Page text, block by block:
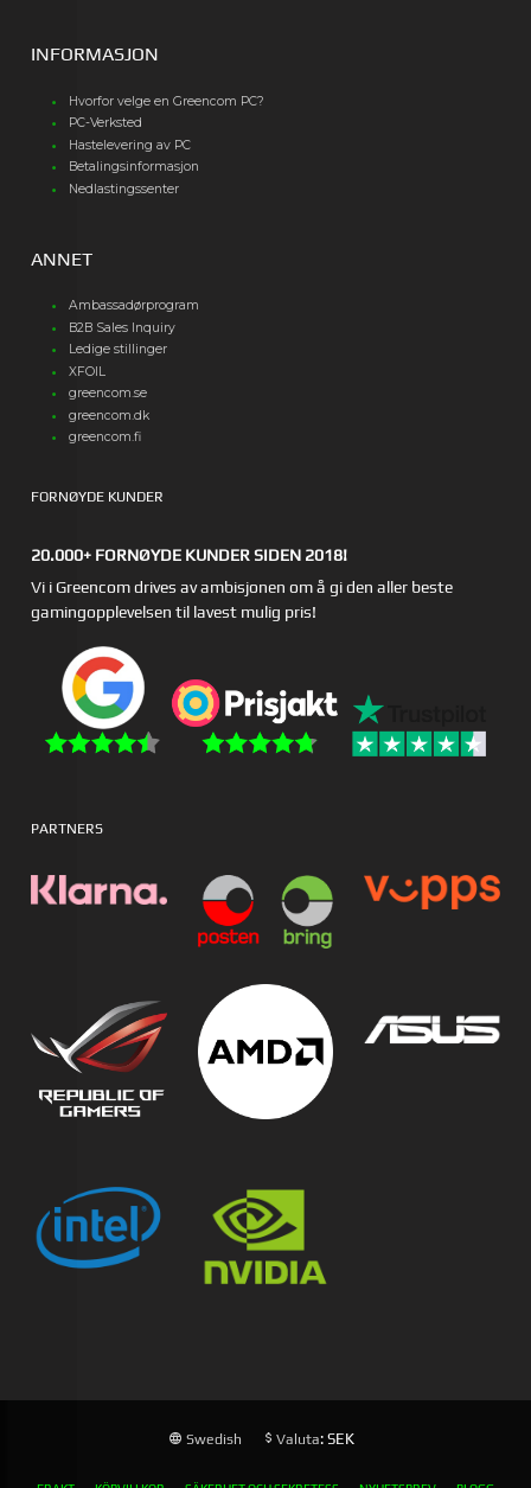
INFORMASJON
Hvorfor velge en Greencom PC?
PC-Verksted
Hastelevering av PC
Betalingsinformasjon
Nedlastingssenter
ANNET
Ambassadørprogram
B2B Sales Inquiry
Ledige stillinger
XFOIL
greencom.se
greencom.dk
greencom.fi
FORNØYDE KUNDER
20.000+ FORNØYDE KUNDER SIDEN 2018!
Vi i Greencom drives av ambisjonen om å gi den aller beste
gamingopplevelsen til lavest mulig pris!
PARTNERS
Swedish Valuta: SEK